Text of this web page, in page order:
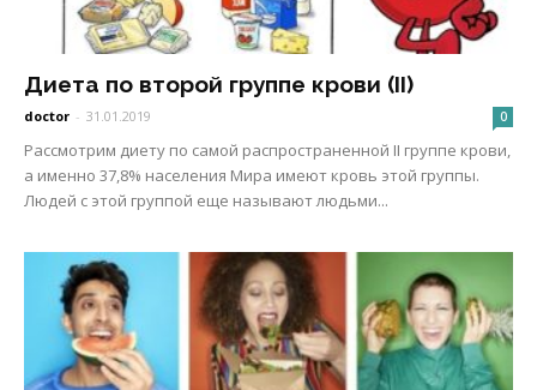
Диета по второй группе крови (II)
doctor - 31.01.2019 0
Рассмотрим диету по самой распространенной II группе крови,
а именно 37,8% населения Мира имеют кровь этой группы.
Людей с этой группой еще называют людьми...